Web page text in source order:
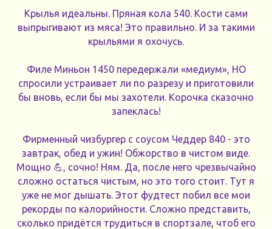
Крылья идеальны. Пряная кола 540. Кости сами
выпрыгивают из мяса! Это правильно. И за такими
крыльями я охочусь.
Филе Миньон 1450 передержали «медиум», НО
спросили устраивает ли по разрезу и приготовили
бы вновь, если бы мы захотели. Корочка сказочно
запеклась!
Фирменный чизбургер с соусом Чеддер 840 - это
завтрак, обед и ужин! Обжорство в чистом виде.
Мощно 💪, сочно! Ням. Да, после него чрезвычайно
сложно остаться чистым, но это того стоит. Тут я
уже не мог дышать. Этот фудтест побил все мои
рекорды по калорийности. Сложно представить,
сколько придётся трудиться в спортзале, чтоб его